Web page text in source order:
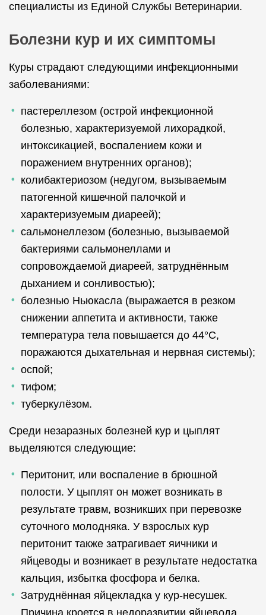
специалисты из Единой Службы Ветеринарии.
Болезни кур и их симптомы
Куры страдают следующими инфекционными
заболеваниями:
пастереллезом (острой инфекционной
болезнью, характеризуемой лихорадкой,
интоксикацией, воспалением кожи и
поражением внутренних органов);
колибактериозом (недугом, вызываемым
патогенной кишечной палочкой и
характеризуемым диареей);
сальмонеллезом (болезнью, вызываемой
бактериями сальмонеллами и
сопровождаемой диареей, затруднённым
дыханием и сонливостью);
болезнью Ньюкасла (выражается в резком
снижении аппетита и активности, также
температура тела повышается до 44°C,
поражаются дыхательная и нервная системы);
оспой;
тифом;
туберкулёзом.
Среди незаразных болезней кур и цыплят
выделяются следующие:
Перитонит, или воспаление в брюшной
полости. У цыплят он может возникать в
результате травм, возникших при перевозке
суточного молодняка. У взрослых кур
перитонит также затрагивает яичники и
яйцеводы и возникает в результате недостатка
кальция, избытка фосфора и белка.
Затруднённая яйцекладка у кур-несушек.
Причина кроется в недоразвитии яйцевода,